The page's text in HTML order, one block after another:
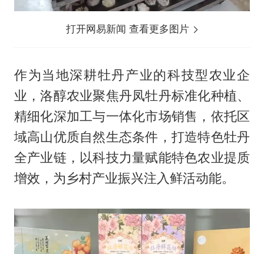
打开网易新闻 查看更多图片
作为当地深耕牡丹产业的科技型农业企
业，洛醇农业聚焦丹凤牡丹标准化种植、
精细化深加工与一体化市场销售，依托区
域高山优质自然生态条件，打造特色牡丹
全产业链，以科技力量赋能特色农业提质
增效，为乡村产业振兴注入鲜活动能。